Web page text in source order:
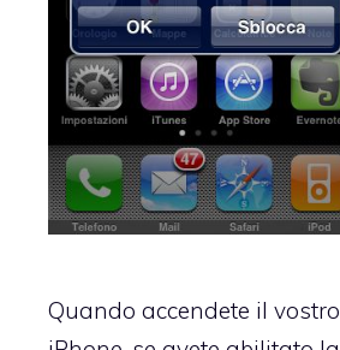
Quando accendete il vostro